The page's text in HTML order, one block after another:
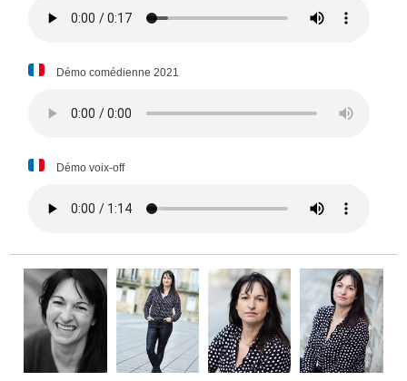
Démo comédienne 2021
Démo voix-off